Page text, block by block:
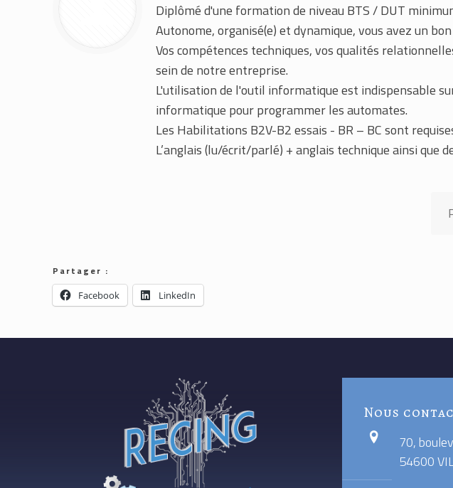
Diplômé d'une formation de niveau BTS / DUT
Autonome, organisé(e) et dynamique, vous avez un
Vos compétences techniques, vos qualités
sein de notre entreprise.
L'utilisation de l'outil informatique est indispensable
informatique pour programmer les automates.
Les Habilitations B2V-B2 essais - BR – BC sont
L’anglais (lu/écrit/parlé) + anglais technique ainsi que
Partager :
Facebook LinkedIn
Nous
70,
54600